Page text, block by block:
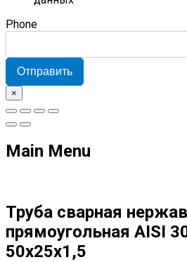
Phone
Отправить
×
Main Menu
Труба сварная
прямоугольная AISI
50х25х1,5